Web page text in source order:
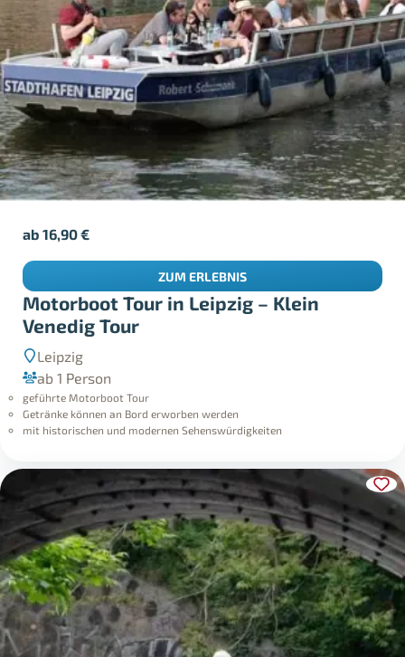
Motorboot Tour in Leipzig – Klein
Venedig Tour
Leipzig
ab 1 Person
geführte Motorboot Tour
Getränke können an Bord erworben werden
mit historischen und modernen Sehenswürdigkeiten
ab16,90€
ZUM ERLEBNIS